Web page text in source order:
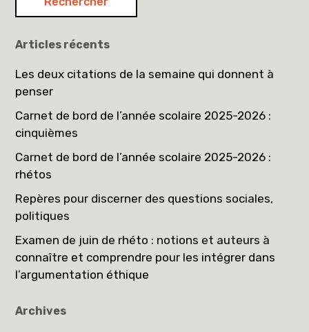
Articles récents
Les deux citations de la semaine qui donnent à
penser
Carnet de bord de l’année scolaire 2025-2026 :
cinquièmes
Carnet de bord de l’année scolaire 2025-2026 :
rhétos
Repères pour discerner des questions sociales,
politiques
Examen de juin de rhéto : notions et auteurs à
connaître et comprendre pour les intégrer dans
l’argumentation éthique
Archives